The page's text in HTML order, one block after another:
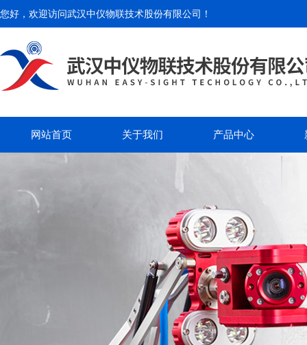
您好，欢迎访问武汉中仪物联技术股份有限公司 ！
网站首页 关于我们 产品中心